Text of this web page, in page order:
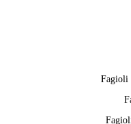
Fagioli